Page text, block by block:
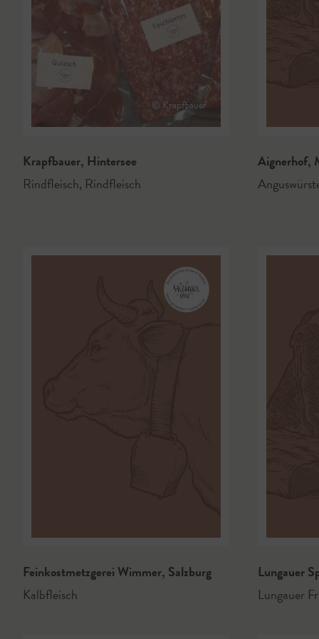
© Krapfbauer
Krapfbauer, Hintersee
Rindfleisch, Rindfleisch
Aignerhof,
Feinkostmetzgerei Wimmer, Salzburg
Kalbfleisch
Lungauer
Lungauer